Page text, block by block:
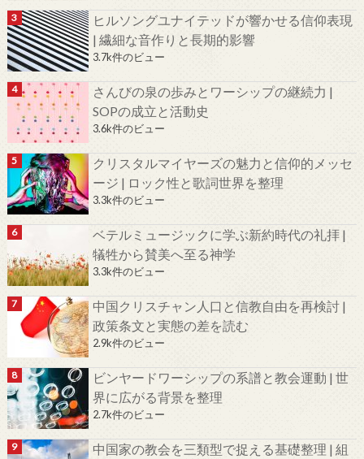
ヒルソングユナイテッドが響かせる信仰表現
| 繊細な音作りと長期的影響
3.7k件のビュー
さんびの泉の歩みとワーシップの継続力 |
SOPの成立と活動史
3.6k件のビュー
クリスタルマイヤーズの魅力と信仰的メッセ
ージ | ロック性と歌詞世界を整理
3.3k件のビュー
ベテルミュージックに学ぶ新約時代の礼拝 |
犠牲から賛美へ至る神学
3.3k件のビュー
中国クリスチャン人口と信教自由を再検討 |
政策条文と実態の差を読む
2.9k件のビュー
ビンヤードワーシップの系譜と教会運動 | 世
界に広がる背景を整理
2.7k件のビュー
中国家の教会を三類型で捉える基礎整理 | 組